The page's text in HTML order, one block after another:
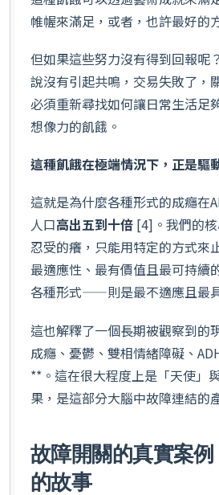
帷幄來滿足，或者，也許最好的
但如果這些努力沒有得到回報呢
說沒有引起共鳴，交易失敗了
必須重新尋找如何讓日常生活足
想像力的飢餓。
這種飢餓在極端情況下，正是驅
這就是為什麼各種形式的成癮在
人口高出五到十倍 [4]。我們的
忍受的癢，只能用特定的方式來
最適應性、最有價值且最可持
各種形式——則是最不適應且最
這也解釋了一個長期被觀察到的
成癮、憂鬱、雙相情緒障礙、
**。這在很大程度上是「天使」
果，是這部分大腦中故障連結的
故障開關的真實案
的故事